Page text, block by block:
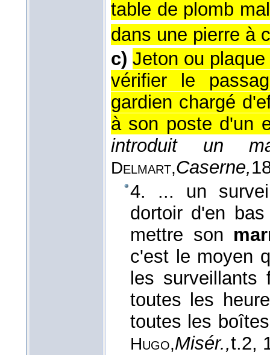
table de plomb
dans une pierre à
c) Jeton ou
vérifier le
gardien chargé
à son poste d'un
introduit un
Delmart,Caserne,
4. ... un
dortoir d'en
mettre son
c'est le moyen
les surveillants
toutes les
toutes les
Hugo,Misér.,t.2,